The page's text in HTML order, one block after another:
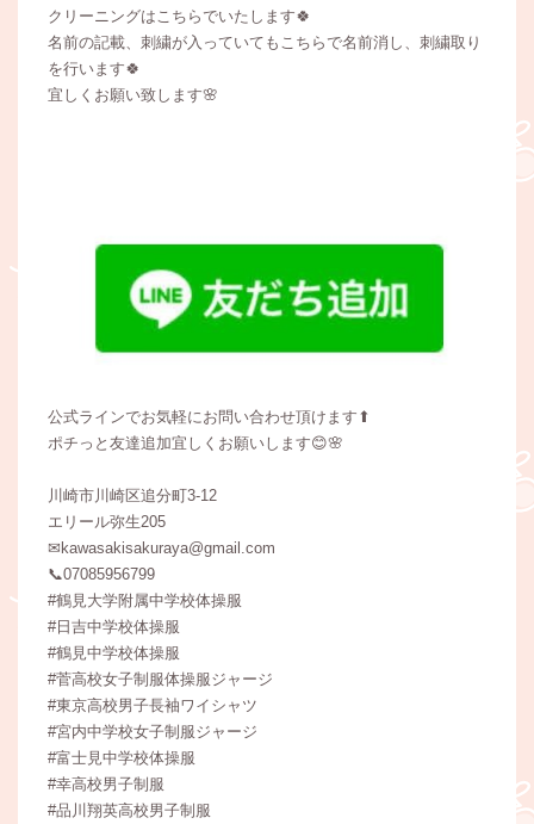
クリーニングはこちらでいたします🍀
名前の記載、刺繍が入っていてもこちらで名前消し、刺繍取り
を行います🍀
宜しくお願い致します🌸
公式ラインでお気軽にお問い合わせ頂けます⬆
ポチっと友達追加宜しくお願いします😊🌸
川崎市川崎区追分町3-12
エリール弥生205
✉kawasakisakuraya@gmail.com
📞07085956799
#鶴見大学附属中学校体操服
#日吉中学校体操服
#鶴見中学校体操服
#菅高校女子制服体操服ジャージ
#東京高校男子長袖ワイシャツ
#宮内中学校女子制服ジャージ
#富士見中学校体操服
#幸高校男子制服
#品川翔英高校男子制服